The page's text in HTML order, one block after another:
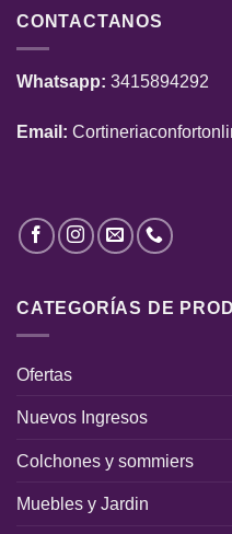
CONTACTANOS
Whatsapp: 3415894292
Email:
CATEGORÍAS DE
Ofertas
Nuevos Ingresos
Colchones y sommiers
Muebles y Jardin